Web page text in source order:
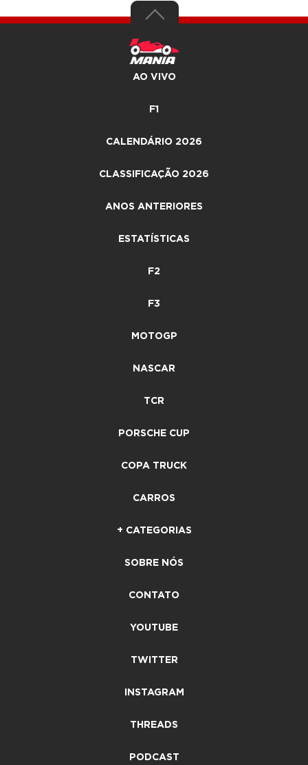
AO VIVO
F1
CALENDÁRIO 2026
CLASSIFICAÇÃO 2026
ANOS ANTERIORES
ESTATÍSTICAS
F2
F3
MOTOGP
NASCAR
TCR
PORSCHE CUP
COPA TRUCK
CARROS
+ CATEGORIAS
SOBRE NÓS
CONTATO
YOUTUBE
TWITTER
INSTAGRAM
THREADS
PODCAST